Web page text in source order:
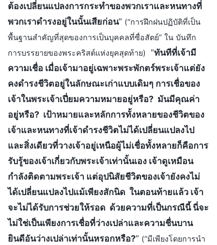
ต้องเปลี่ยนแปลงการกระทำของพวกเราและหนทางที่
พวกเราดำรงอยู่ในนั้นเสียก่อน” (“การฝึกฝนปฏิบัติที่เป็น
พื้นฐานสำคัญที่สุดของการเป็นบุคคลที่ซื่อสัตย์” ใน บันทึก
การบรรยายของพระคริสต์แห่งยุคสุดท้าย) “ทันทีที่เจ้ามี
ความเชื่อ เมื่อเจ้ามาอยู่เฉพาะพระพักตร์พระเจ้าแต่ยัง
คงดำรงชีวิตอยู่ในลักษณะเก่าแบบเดิมๆ การเชื่อของ
เจ้าในพระเจ้าเปี่ยมความหมายอยู่หรือ? มันมีคุณค่า
อยู่หรือ? เป้าหมายและหลักการทั้งหลายของชีวิตของ
เจ้าและหนทางที่เจ้าดำรงชีวิตไม่ได้เปลี่ยนแปลงไป
และสิ่งเดียวที่วางเจ้าอยู่เหนือผู้ไม่เชื่อทั้งหลายก็คือการ
รับรู้ของเจ้าเกี่ยวกับพระเจ้าเท่านั้นเอง เจ้าดูเหมือน
กำลังติดตามพระเจ้า แต่อุปนิสัยชีวิตของเจ้ายังคงไม่
ได้เปลี่ยนแปลงไปแม้เพียงสักนิด ในตอนท้ายแล้ว เจ้า
จะไม่ได้รับการช่วยให้รอด ด้วยความที่เป็นกรณีนี้ นี่จะ
ไม่ใช่เป็นเพียงการเชื่อที่ว่างเปล่าและความชื่นบาน
ยินดีอันว่างเปล่าเท่านั้นหรอกหรือ?” (“มีเพียงโดยการนำ